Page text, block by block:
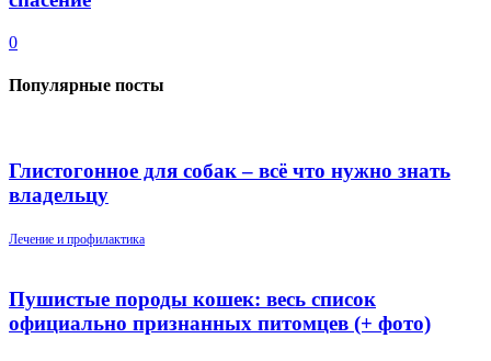
0
Популярные посты
Глистогонное для собак – всё что нужно знать
владельцу
Лечение и профилактика
Пушистые породы кошек: весь список
официально признанных питомцев (+ фото)